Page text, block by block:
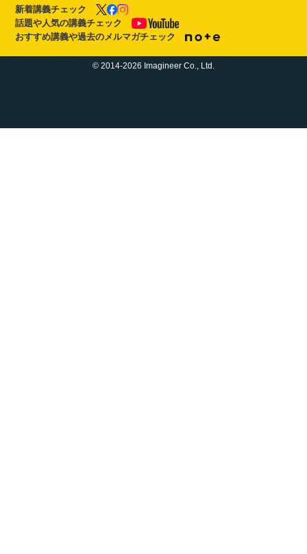
新着講義チェック
話題や人気の講義チェック
おすすめ講義や過去のメルマガチェック
© 2014-2026 Imagineer Co., Ltd.